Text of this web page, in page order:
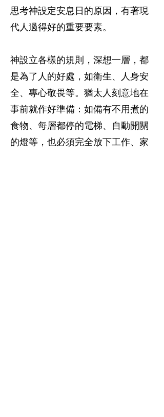
思考神設定安息日的原因，有著現
代人過得好的重要要素。
神設立各樣的規則，深想一層，都
是為了人的好處，如衛生、人身安
全、專心敬畏等。猶太人刻意地在
事前就作好準備：如備有不用煮的
食物、每層都停的電梯、自動開關
的燈等，也必須完全放下工作、家